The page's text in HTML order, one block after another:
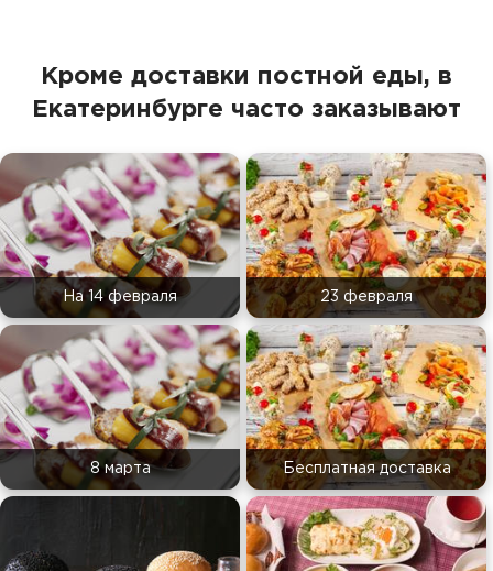
Кроме доставки постной еды, в
Екатеринбурге часто заказывают
На 14 февраля 23 февраля
8 марта Бесплатная доставка